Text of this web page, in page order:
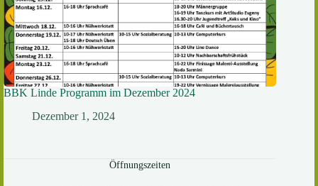
BBK Linde Programm im Dezember 2024
Dezember 1, 2024
Öffnungszeiten